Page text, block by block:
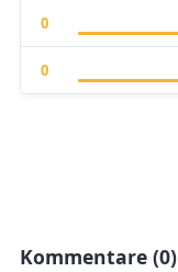
0
0
Kommentare (0)